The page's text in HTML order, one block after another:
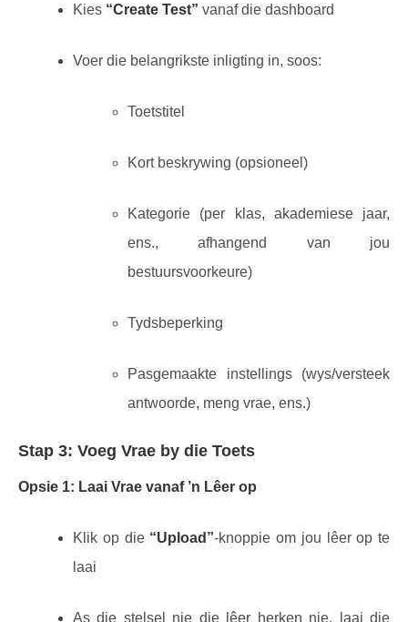
Kies “Create Test” vanaf die dashboard
Voer die belangrikste inligting in, soos:
Toetstitel
Kort beskrywing (opsioneel)
Kategorie (per klas, akademiese jaar,
ens., afhangend van jou
bestuursvoorkeure)
Tydsbeperking
Pasgemaakte instellings (wys/versteek
antwoorde, meng vrae, ens.)
Stap 3: Voeg Vrae by die Toets
Opsie 1: Laai Vrae vanaf ’n Lêer op
Klik op die “Upload”-knoppie om jou lêer op te
laai
As die stelsel nie die lêer herken nie, laai die